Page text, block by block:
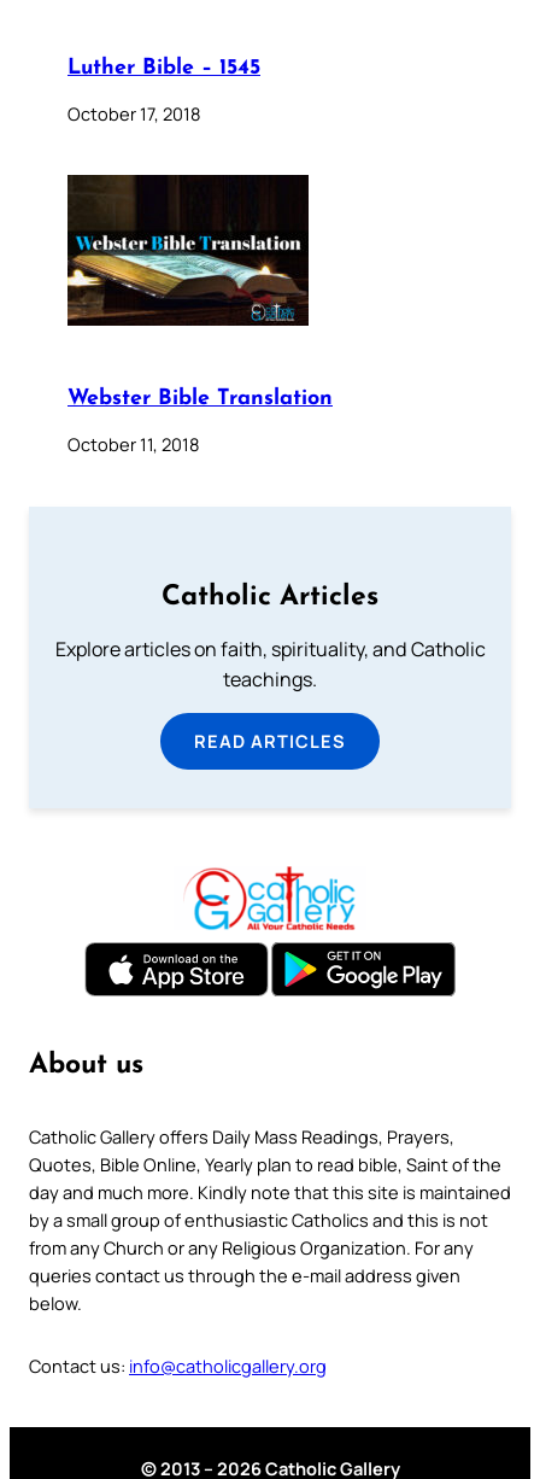
Luther Bible – 1545
October 17, 2018
Webster Bible Translation
October 11, 2018
Catholic Articles
Explore articles on faith, spirituality, and Catholic
teachings.
READ ARTICLES
About us
Catholic Gallery offers Daily Mass Readings, Prayers,
Quotes, Bible Online, Yearly plan to read bible, Saint of the
day and much more. Kindly note that this site is maintained
by a small group of enthusiastic Catholics and this is not
from any Church or any Religious Organization. For any
queries contact us through the e-mail address given
below.
Contact us: info@catholicgallery.org
© 2013 – 2026 Catholic Gallery